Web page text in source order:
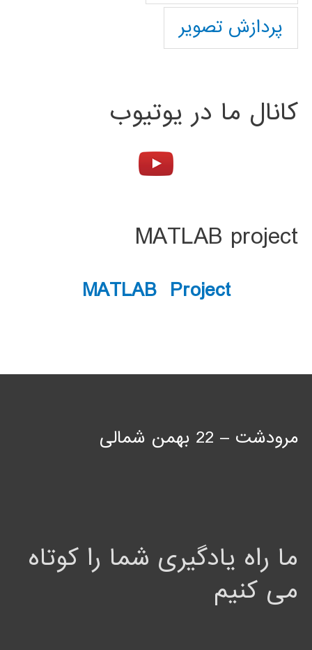
پردازش تصویر
کانال ما در یوتیوب
MATLAB project
MATLAB Project
مرودشت – 22 بهمن شمالی
ما راه یادگیری شما را کوتاه
می کنیم